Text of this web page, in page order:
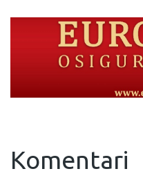
Komentari